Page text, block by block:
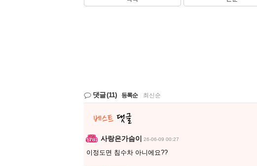
댓글(11) 등록순 최신순
사랑은가슴이 26-06-09 00:27
이정도면 침수차 아니에요??